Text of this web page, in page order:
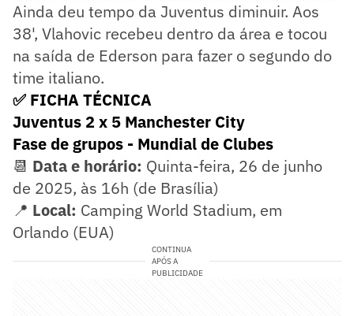
Ainda deu tempo da Juventus diminuir. Aos
38', Vlahovic recebeu dentro da área e tocou
na saída de Ederson para fazer o segundo do
time italiano.
✅ FICHA TÉCNICA
Juventus 2 x 5 Manchester City
Fase de grupos - Mundial de Clubes
📆 Data e horário: Quinta-feira, 26 de junho
de 2025, às 16h (de Brasília)
📍 Local: Camping World Stadium, em
Orlando (EUA)
CONTINUA
APÓS A
PUBLICIDADE